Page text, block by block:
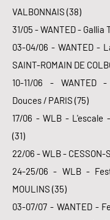
VALBONNAIS (38)
31/05 - WANTED - Gallia
03-04/06 - WANTED -
SAINT-ROMAIN DE
10-11/06 - WANTED
Douces / PARIS (75)
17/06 - WLB - L'escale
(31)
22/06 - WLB - CESSON-
24-25/06 - WLB -
MOULINS (35)
03-07/07 - WANTED -